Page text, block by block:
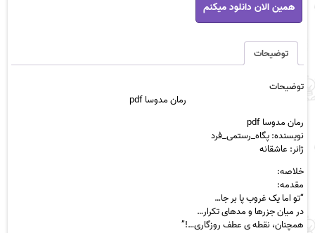
مدوسا
pdf
همین الان دانلود میکنم
توضیحات
توضیحات
رمان مدوسا pdf
رمان مدوسا pdf
نویسنده: پگاه_رستمی_فرد
ژانر: عاشقانه
خلاصه:
مقدمه:
“تو اما یک غروب پا بر جا…
در میان جزرها و مدهای تکرار…
همچنان، نقطه ی عطف روزگاری…!”